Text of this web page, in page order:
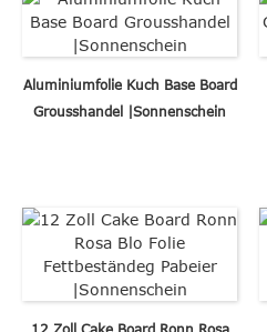
Aluminiumfolie Kuch Base Board
Grousshandel |Sonnenschein
12 Zoll Cake Board Ronn Rosa